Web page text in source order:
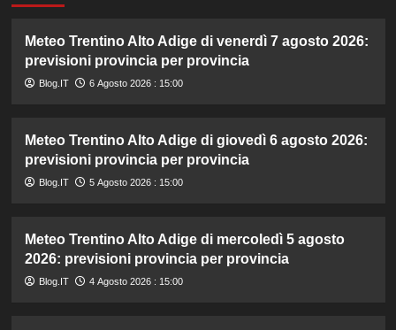
Meteo Trentino Alto Adige di venerdì 7 agosto 2026:
previsioni provincia per provincia
Blog.IT 6 Agosto 2026 : 15:00
Meteo Trentino Alto Adige di giovedì 6 agosto 2026:
previsioni provincia per provincia
Blog.IT 5 Agosto 2026 : 15:00
Meteo Trentino Alto Adige di mercoledì 5 agosto
2026: previsioni provincia per provincia
Blog.IT 4 Agosto 2026 : 15:00